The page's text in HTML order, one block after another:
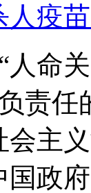
疫苗
人命
责任
会主
国政